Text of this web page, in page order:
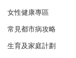
女性健康專區
常見都市病攻略
生育及家庭計劃